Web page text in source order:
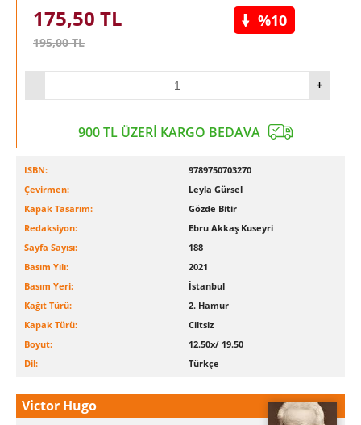
175,50 TL
195,00TL
%10
900 TL ÜZERİ KARGO BEDAVA
ISBN:
9789750703270
Çevirmen:
Leyla Gürsel
Kapak Tasarım:
Gözde Bitir
Redaksiyon:
Ebru Akkaş Kuseyri
Sayfa Sayısı:
188
Basım Yılı:
2021
Basım Yeri:
İstanbul
Kağıt Türü:
2. Hamur
Kapak Türü:
Ciltsiz
Boyut:
12.50x/ 19.50
Dil:
Türkçe
Victor Hugo